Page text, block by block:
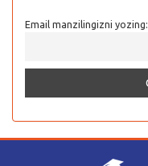
Email manzilingizni yozing: